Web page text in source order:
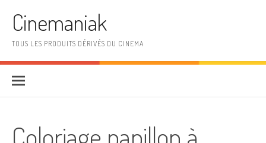
Cinemaniak
TOUS LES PRODUITS DÉRIVÉS DU CINEMA
Coloriage papillon à